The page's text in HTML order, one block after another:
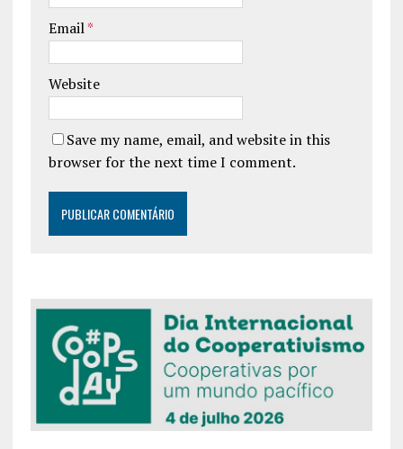
Email*
Website
Save my name, email, and website in this
browser for the next time I comment.